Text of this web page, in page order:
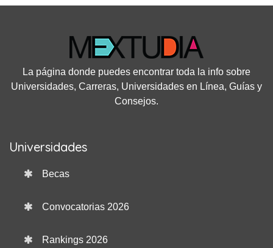
La página donde puedes encontrar toda la info sobre
Universidades, Carreras, Universidades en Línea, Guías y
Consejos.
Universidades
Becas
Convocatorias 2026
Rankings 2026